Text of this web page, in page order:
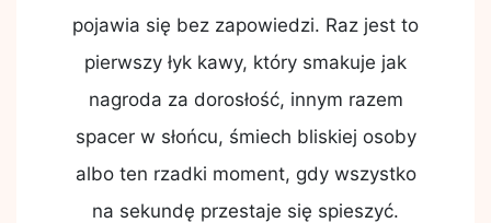
pojawia się bez zapowiedzi. Raz jest to
pierwszy łyk kawy, który smakuje jak
nagroda za dorosłość, innym razem
spacer w słońcu, śmiech bliskiej osoby
albo ten rzadki moment, gdy wszystko
na sekundę przestaje się spieszyć.